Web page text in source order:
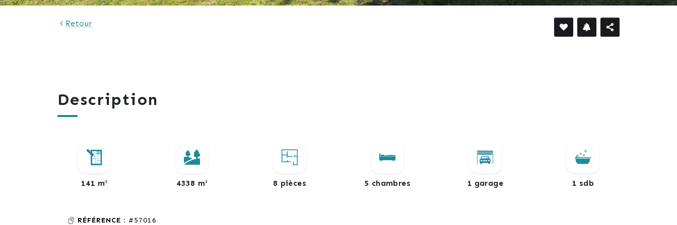
DÉFILER VERS LE BAS
Retour
Description
141 m² 4338 m² 8 pièces 5 chambres 1 garage 1 sdb
RÉFÉRENCE : #57016